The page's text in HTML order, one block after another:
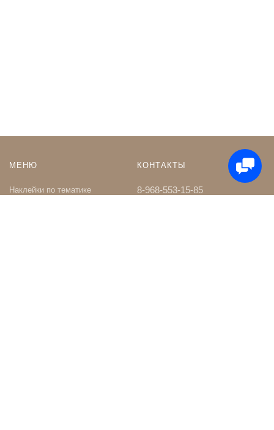
МЕНЮ
Наклейки по тематике
КОНТАКТЫ
8-968-553-15-85